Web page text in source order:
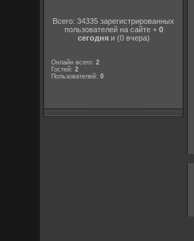
Всего: 34335 зарегистрированных
пользователей на сайте + 0
сегодняи (0 вчера)
Онлайн всего:2
Гостей:2
Пользователей:0